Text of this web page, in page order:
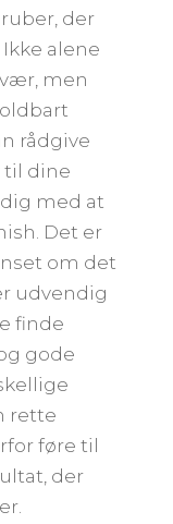
der
alene
men
rådgive
til dine
med at
Det er
om det
udvendig
finde
gode
rette
føre til
der